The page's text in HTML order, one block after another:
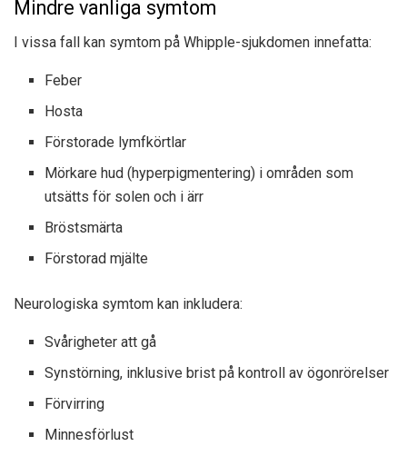
Mindre vanliga symtom
I vissa fall kan symtom på Whipple-sjukdomen innefatta:
Feber
Hosta
Förstorade lymfkörtlar
Mörkare hud (hyperpigmentering) i områden som
utsätts för solen och i ärr
Bröstsmärta
Förstorad mjälte
Neurologiska symtom kan inkludera:
Svårigheter att gå
Synstörning, inklusive brist på kontroll av ögonrörelser
Förvirring
Minnesförlust